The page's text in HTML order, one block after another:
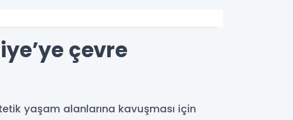
çevre
yaşam alanlarına kavuşması için